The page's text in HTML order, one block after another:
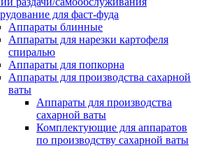
для фаст-фуда
Аппараты блинные
Аппараты для нарезки картофеля
спиралью
Аппараты для попкорна
Аппараты для производства сахарной
ваты
Аппараты для производства
сахарной ваты
Комплектующие для аппаратов
по производству сахарной ваты